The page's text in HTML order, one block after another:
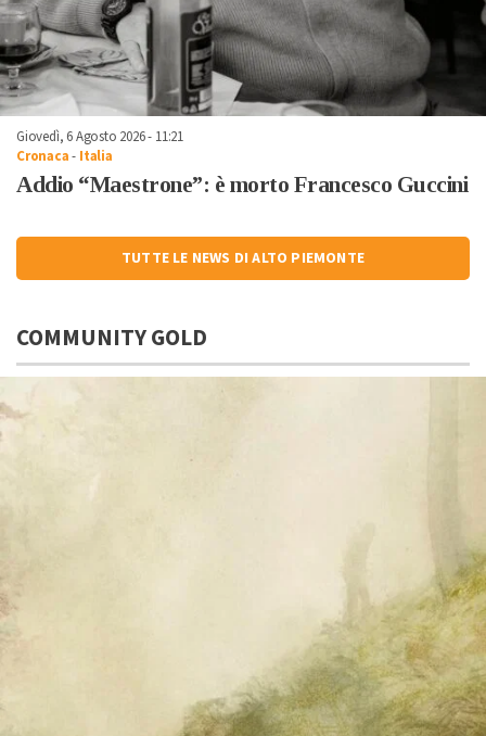
Giovedì, 6 Agosto 2026 - 11:21
Cronaca- Italia
Addio “Maestrone”: è morto Francesco Guccini
TUTTE LE NEWS DI ALTO PIEMONTE
COMMUNITY GOLD